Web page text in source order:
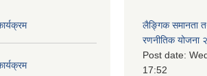
लैङ्गिक समानता
रणनीतिक योजना
Post date:
17:52